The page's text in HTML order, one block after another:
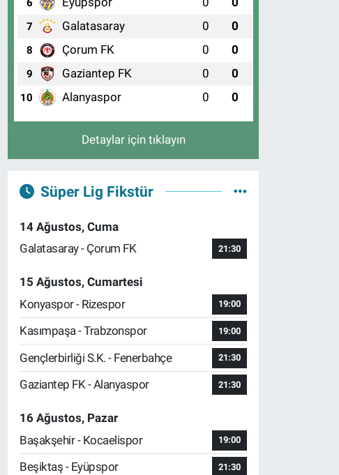
7 Galatasaray 0 0
8 Çorum FK 0 0
9 Gaziantep FK 0 0
10 Alanyaspor 0 0
Detaylar için tıklayın
Süper Lig Fikstür
14 Ağustos, Cuma
Galatasaray - Çorum FK
21:30
15 Ağustos, Cumartesi
Konyaspor - Rizespor
19:00
Kasımpaşa - Trabzonspor 19:00
Gençlerbirliği S.K. - Fenerbahçe 21:30
Gaziantep FK - Alanyaspor 21:30
16 Ağustos, Pazar
Başakşehir - Kocaelispor
19:00
Beşiktaş - Eyüpspor 21:30